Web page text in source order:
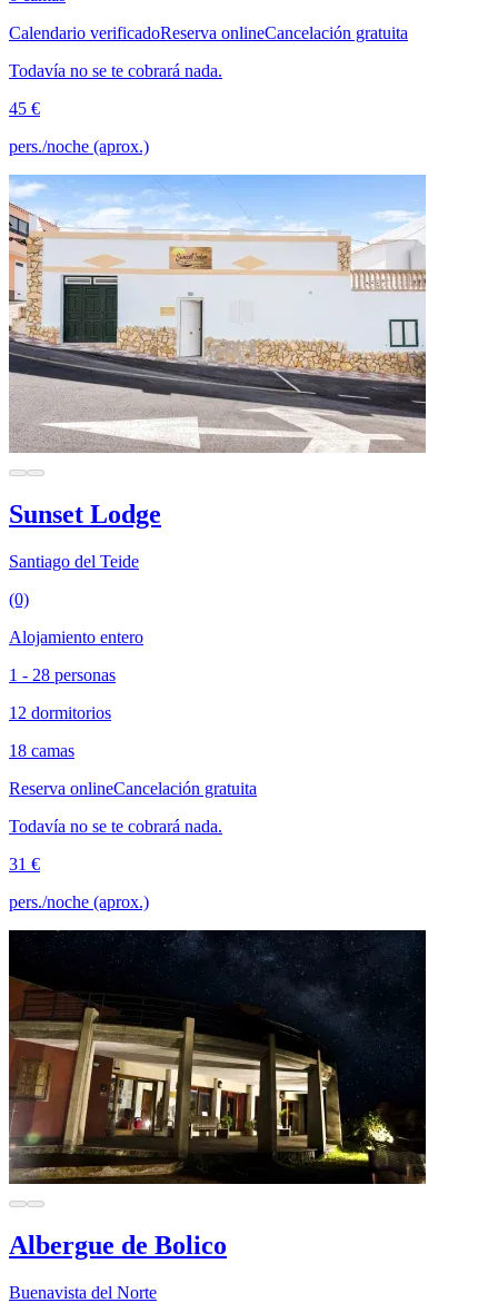
Calendario verificadoReserva onlineCancelación gratuita
Todavía no se te cobrará nada.
45 €
pers./noche (aprox.)
Sunset Lodge
Santiago del Teide
(0)
Alojamiento entero
1 - 28 personas
12 dormitorios
18 camas
Reserva onlineCancelación gratuita
Todavía no se te cobrará nada.
31 €
pers./noche (aprox.)
Albergue de Bolico
Buenavista del Norte